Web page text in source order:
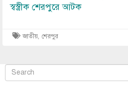
স্বস্ত্রীক শেরপুরে আটক
জাতীয়, শেরপুর
অনুসন্ধান
Search